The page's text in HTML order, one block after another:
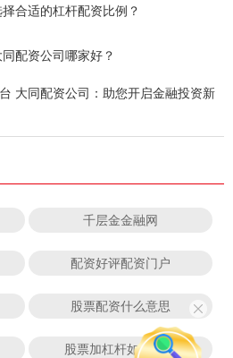
合适的杠杆配资比例？
配资公司哪家好？
大同配资公司：助您开启金融投资新
千层金金融网
配资好评配资门户
股票配资什么意思
股票加杠杆如何操作